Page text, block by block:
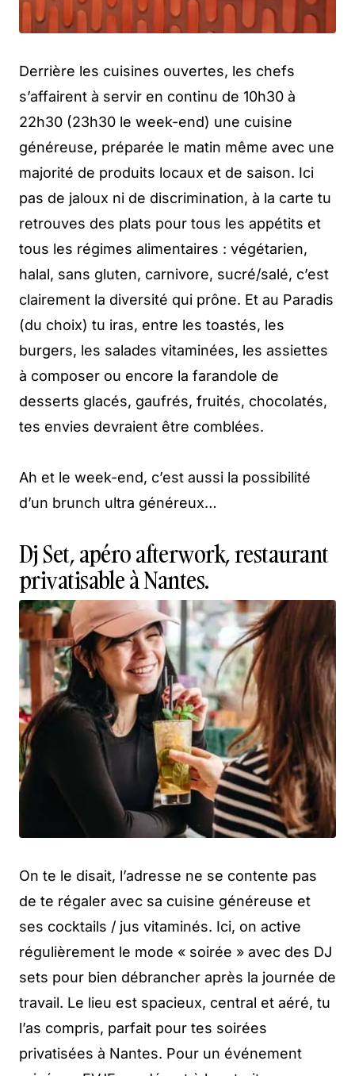
Derrière les cuisines ouvertes, les chefs
s’affairent à servir en continu de 10h30 à
22h30 (23h30 le week-end) une cuisine
généreuse, préparée le matin même avec une
majorité de produits locaux et de saison. Ici
pas de jaloux ni de discrimination, à la carte tu
retrouves des plats pour tous les appétits et
tous les régimes alimentaires : végétarien,
halal, sans gluten, carnivore, sucré/salé, c’est
clairement la diversité qui prône. Et au Paradis
(du choix) tu iras, entre les toastés, les
burgers, les salades vitaminées, les assiettes
à composer ou encore la farandole de
desserts glacés, gaufrés, fruités, chocolatés,
tes envies devraient être comblées.
Ah et le week-end, c’est aussi la possibilité
d’un brunch ultra généreux…
Dj Set, apéro afterwork, restaurant
privatisable à Nantes.
On te le disait, l’adresse ne se contente pas
de te régaler avec sa cuisine généreuse et
ses cocktails / jus vitaminés. Ici, on active
régulièrement le mode « soirée » avec des DJ
sets pour bien débrancher après la journée de
travail. Le lieu est spacieux, central et aéré, tu
l’as compris, parfait pour tes soirées
privatisées à Nantes. Pour un événement